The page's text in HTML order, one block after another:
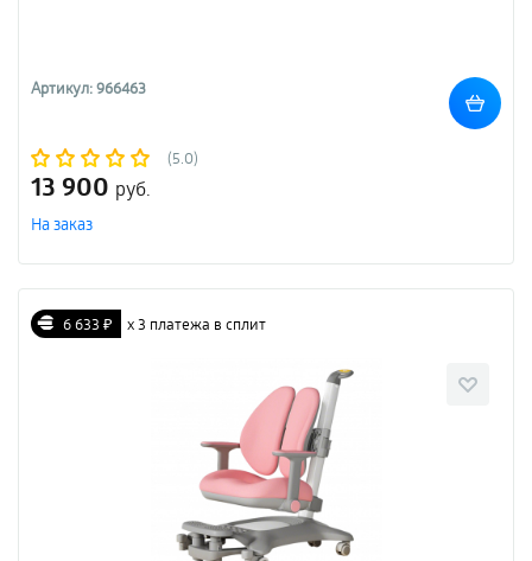
Артикул: 966463
(5.0)
13 900 руб.
На заказ
6 633 ₽ х 3 платежа в сплит